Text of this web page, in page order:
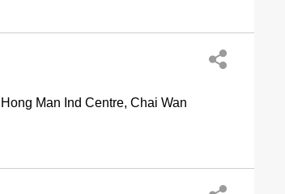
Hong Man Ind Centre, Chai Wan